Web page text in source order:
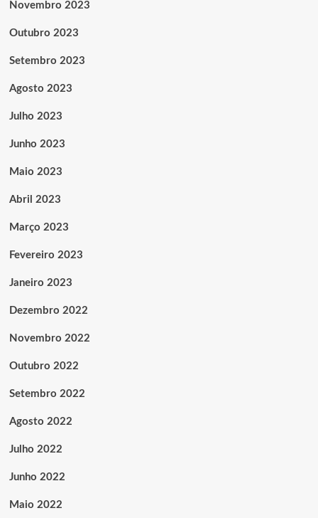
Novembro 2023
Outubro 2023
Setembro 2023
Agosto 2023
Julho 2023
Junho 2023
Maio 2023
Abril 2023
Março 2023
Fevereiro 2023
Janeiro 2023
Dezembro 2022
Novembro 2022
Outubro 2022
Setembro 2022
Agosto 2022
Julho 2022
Junho 2022
Maio 2022